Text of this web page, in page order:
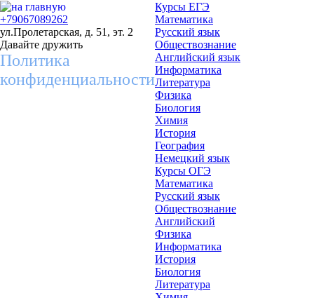
+79067089262
ул.Пролетарская, д. 51, эт. 2
Давайте дружить
Политика
конфиденциальности
Курсы ЕГЭ
Математика
Русский язык
Обществознание
Английский язык
Информатика
Литература
Физика
Биология
Химия
История
География
Немецкий язык
Курсы ОГЭ
Математика
Русский язык
Обществознание
Английский
Физика
Информатика
История
Биология
Литература